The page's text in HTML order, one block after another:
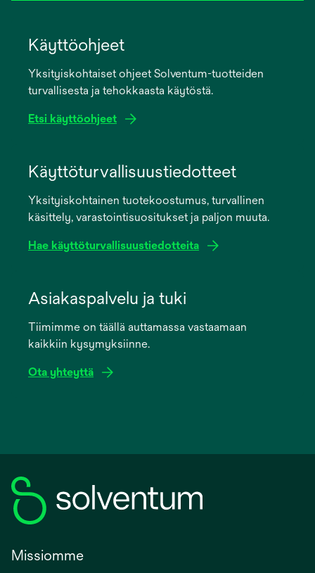
Käyttöohjeet
Yksityiskohtaiset ohjeet Solventum-tuotteiden
turvallisesta ja tehokkaasta käytöstä.
Etsi käyttöohjeet
new
Käyttöturvallisuustiedotteet
Yksityiskohtainen tuotekoostumus, turvallinen
käsittely, varastointisuositukset ja paljon muuta.
Hae käyttöturvallisuustiedotteita
new
Asiakaspalvelu ja tuki
Tiimimme on täällä auttamassa vastaamaan
kaikkiin kysymyksiinne.
Ota yhteyttä
Missiomme